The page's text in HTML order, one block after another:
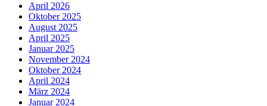
April 2026
Oktober 2025
August 2025
April 2025
Januar 2025
November 2024
Oktober 2024
April 2024
März 2024
Januar 2024